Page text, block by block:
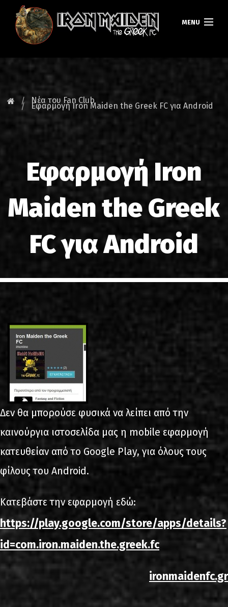
MENU
MAIDEN GREECE
TOURS
DATABASE
GALLERY
LINKS
GR
Νέα του Fan Club
Εφαρμογή Iron Maiden the Greek FC για Android
Εφαρμογή Iron
Maiden the Greek
FC για Android
Δεν θα μπορούσε φυσικά να λείπει από την
καινούργια ιστοσελίδα μας η mobile εφαρμογή
κατευθείαν από το Google Play, για όλους τους
φίλους του Android.
Κατεβάστε την εφαρμογή εδώ:
https://play.google.com/store/apps/details?
id=com.iron.maiden.the.greek.fc
ironmaidenfc.gr